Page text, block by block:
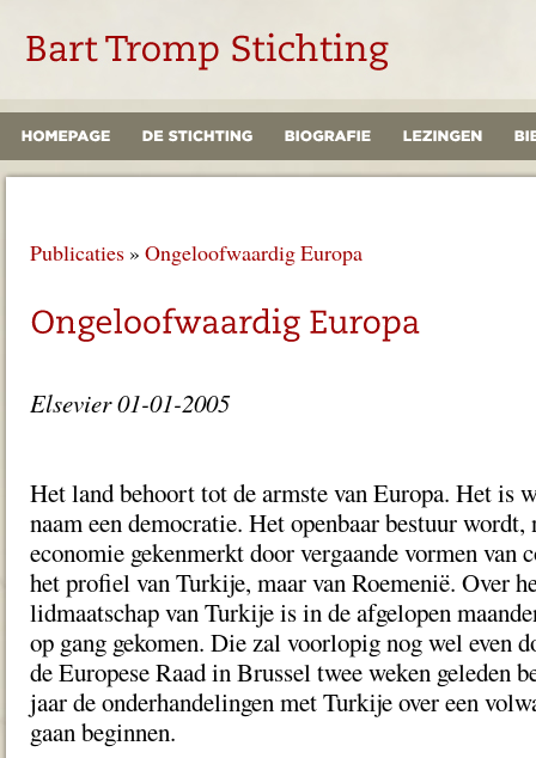
Publicaties » Ongeloofwaardig Europa
Elsevier 01-01-2005
Het land behoort tot de armste van Europa. Het is
naam een democratie. Het openbaar bestuur wordt,
economie gekenmerkt door vergaande vormen
het profiel van Turkije, maar van Roemenië. Over
lidmaatschap van Turkije is in de afgelopen
op gang gekomen. Die zal voorlopig nog wel even
de Europese Raad in Brussel twee weken geleden
jaar de onderhandelingen met Turkije over een
gaan beginnen.